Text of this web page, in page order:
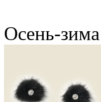
Осень-